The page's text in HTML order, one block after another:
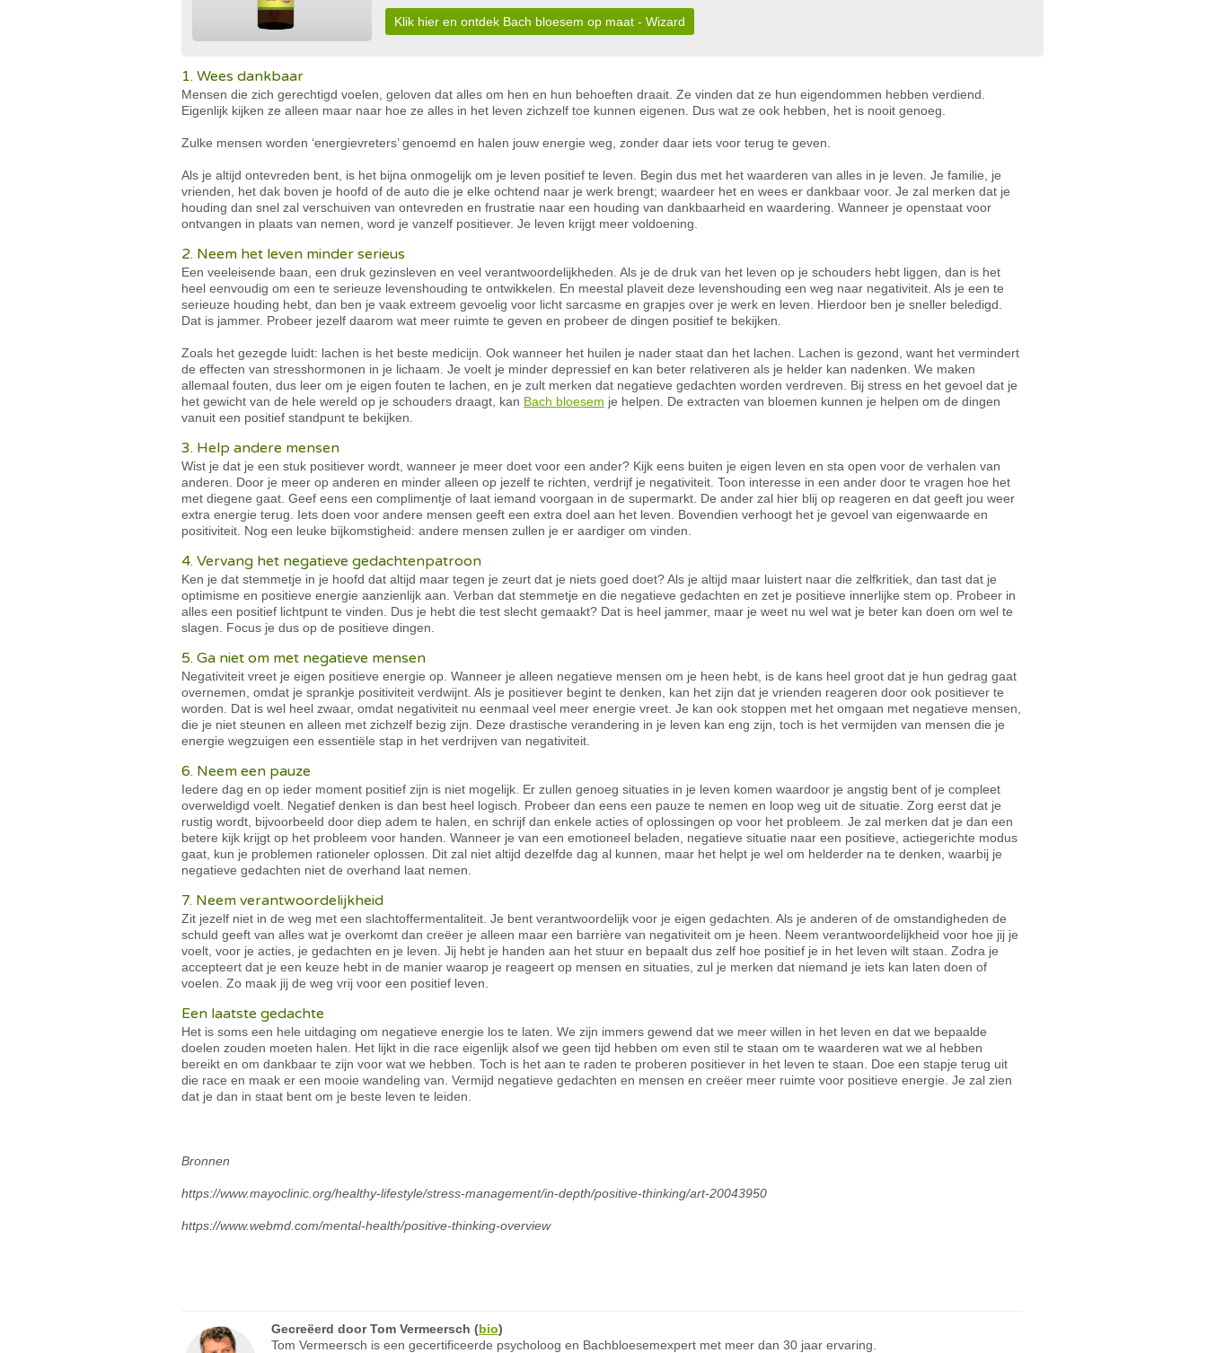
Klik hier en ontdek Bach bloesem op maat - Wizard
1. Wees dankbaar
Mensen die zich gerechtigd voelen, geloven dat alles om hen en hun behoeften draait. Ze vinden dat ze hun eigendommen hebben verdiend.
Eigenlijk kijken ze alleen maar naar hoe ze alles in het leven zichzelf toe kunnen eigenen. Dus wat ze ook hebben, het is nooit genoeg.
Zulke mensen worden ‘energievreters’ genoemd en halen jouw energie weg, zonder daar iets voor terug te geven.
Als je altijd ontevreden bent, is het bijna onmogelijk om je leven positief te leven. Begin dus met het waarderen van alles in je leven. Je familie, je
vrienden, het dak boven je hoofd of de auto die je elke ochtend naar je werk brengt; waardeer het en wees er dankbaar voor. Je zal merken dat je
houding dan snel zal verschuiven van ontevreden en frustratie naar een houding van dankbaarheid en waardering. Wanneer je openstaat voor
ontvangen in plaats van nemen, word je vanzelf positiever. Je leven krijgt meer voldoening.
2. Neem het leven minder serieus
Een veeleisende baan, een druk gezinsleven en veel verantwoordelijkheden. Als je de druk van het leven op je schouders hebt liggen, dan is het
heel eenvoudig om een te serieuze levenshouding te ontwikkelen. En meestal plaveit deze levenshouding een weg naar negativiteit. Als je een te
serieuze houding hebt, dan ben je vaak extreem gevoelig voor licht sarcasme en grapjes over je werk en leven. Hierdoor ben je sneller beledigd.
Dat is jammer. Probeer jezelf daarom wat meer ruimte te geven en probeer de dingen positief te bekijken.
Zoals het gezegde luidt: lachen is het beste medicijn. Ook wanneer het huilen je nader staat dan het lachen. Lachen is gezond, want het vermindert
de effecten van stresshormonen in je lichaam. Je voelt je minder depressief en kan beter relativeren als je helder kan nadenken. We maken
allemaal fouten, dus leer om je eigen fouten te lachen, en je zult merken dat negatieve gedachten worden verdreven. Bij stress en het gevoel dat je
het gewicht van de hele wereld op je schouders draagt, kan Bach bloesem je helpen. De extracten van bloemen kunnen je helpen om de dingen
vanuit een positief standpunt te bekijken.
3. Help andere mensen
Wist je dat je een stuk positiever wordt, wanneer je meer doet voor een ander? Kijk eens buiten je eigen leven en sta open voor de verhalen van
anderen. Door je meer op anderen en minder alleen op jezelf te richten, verdrijf je negativiteit. Toon interesse in een ander door te vragen hoe het
met diegene gaat. Geef eens een complimentje of laat iemand voorgaan in de supermarkt. De ander zal hier blij op reageren en dat geeft jou weer
extra energie terug. Iets doen voor andere mensen geeft een extra doel aan het leven. Bovendien verhoogt het je gevoel van eigenwaarde en
positiviteit. Nog een leuke bijkomstigheid: andere mensen zullen je er aardiger om vinden.
4. Vervang het negatieve gedachtenpatroon
Ken je dat stemmetje in je hoofd dat altijd maar tegen je zeurt dat je niets goed doet? Als je altijd maar luistert naar die zelfkritiek, dan tast dat je
optimisme en positieve energie aanzienlijk aan. Verban dat stemmetje en die negatieve gedachten en zet je positieve innerlijke stem op. Probeer in
alles een positief lichtpunt te vinden. Dus je hebt die test slecht gemaakt? Dat is heel jammer, maar je weet nu wel wat je beter kan doen om wel te
slagen. Focus je dus op de positieve dingen.
5. Ga niet om met negatieve mensen
Negativiteit vreet je eigen positieve energie op. Wanneer je alleen negatieve mensen om je heen hebt, is de kans heel groot dat je hun gedrag gaat
overnemen, omdat je sprankje positiviteit verdwijnt. Als je positiever begint te denken, kan het zijn dat je vrienden reageren door ook positiever te
worden. Dat is wel heel zwaar, omdat negativiteit nu eenmaal veel meer energie vreet. Je kan ook stoppen met het omgaan met negatieve mensen,
die je niet steunen en alleen met zichzelf bezig zijn. Deze drastische verandering in je leven kan eng zijn, toch is het vermijden van mensen die je
energie wegzuigen een essentiële stap in het verdrijven van negativiteit.
6. Neem een pauze
Iedere dag en op ieder moment positief zijn is niet mogelijk. Er zullen genoeg situaties in je leven komen waardoor je angstig bent of je compleet
overweldigd voelt. Negatief denken is dan best heel logisch. Probeer dan eens een pauze te nemen en loop weg uit de situatie. Zorg eerst dat je
rustig wordt, bijvoorbeeld door diep adem te halen, en schrijf dan enkele acties of oplossingen op voor het probleem. Je zal merken dat je dan een
betere kijk krijgt op het probleem voor handen. Wanneer je van een emotioneel beladen, negatieve situatie naar een positieve, actiegerichte modus
gaat, kun je problemen rationeler oplossen. Dit zal niet altijd dezelfde dag al kunnen, maar het helpt je wel om helderder na te denken, waarbij je
negatieve gedachten niet de overhand laat nemen.
7. Neem verantwoordelijkheid
Zit jezelf niet in de weg met een slachtoffermentaliteit. Je bent verantwoordelijk voor je eigen gedachten. Als je anderen of de omstandigheden de
schuld geeft van alles wat je overkomt dan creëer je alleen maar een barrière van negativiteit om je heen. Neem verantwoordelijkheid voor hoe jij je
voelt, voor je acties, je gedachten en je leven. Jij hebt je handen aan het stuur en bepaalt dus zelf hoe positief je in het leven wilt staan. Zodra je
accepteert dat je een keuze hebt in de manier waarop je reageert op mensen en situaties, zul je merken dat niemand je iets kan laten doen of
voelen. Zo maak jij de weg vrij voor een positief leven.
Een laatste gedachte
Het is soms een hele uitdaging om negatieve energie los te laten. We zijn immers gewend dat we meer willen in het leven en dat we bepaalde
doelen zouden moeten halen. Het lijkt in die race eigenlijk alsof we geen tijd hebben om even stil te staan om te waarderen wat we al hebben
bereikt en om dankbaar te zijn voor wat we hebben. Toch is het aan te raden te proberen positiever in het leven te staan. Doe een stapje terug uit
die race en maak er een mooie wandeling van. Vermijd negatieve gedachten en mensen en creëer meer ruimte voor positieve energie. Je zal zien
dat je dan in staat bent om je beste leven te leiden.
Bronnen
https://www.mayoclinic.org/healthy-lifestyle/stress-management/in-depth/positive-thinking/art-20043950
https://www.webmd.com/mental-health/positive-thinking-overview
Gecreëerd doorTom Vermeersch (bio)
Tom Vermeersch is een gecertificeerde psycholoog en Bachbloesemexpert met meer dan 30 jaar ervaring.